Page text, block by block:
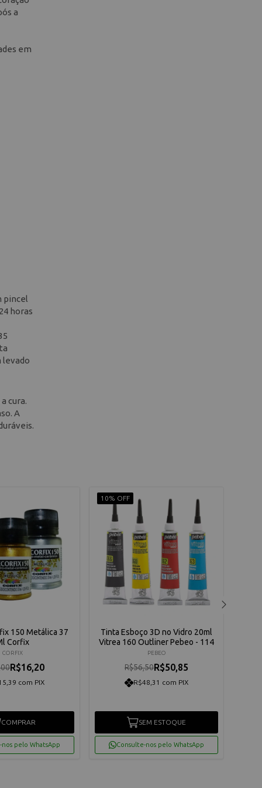
a
em
pincel
horas
levado
cura.
A
150 Metálica 37
Corfix
CORFIX
R$16,20
com PIX
COMPRAR
nos pelo WhatsApp
10% OFF
Tinta Esboço 3D no Vidro 20ml
Vitrea 160 Outliner Pebeo - 114
PEBEO
R$56,50R$50,85
R$48,31 com PIX
SEM ESTOQUE
Consulte-nos pelo WhatsApp